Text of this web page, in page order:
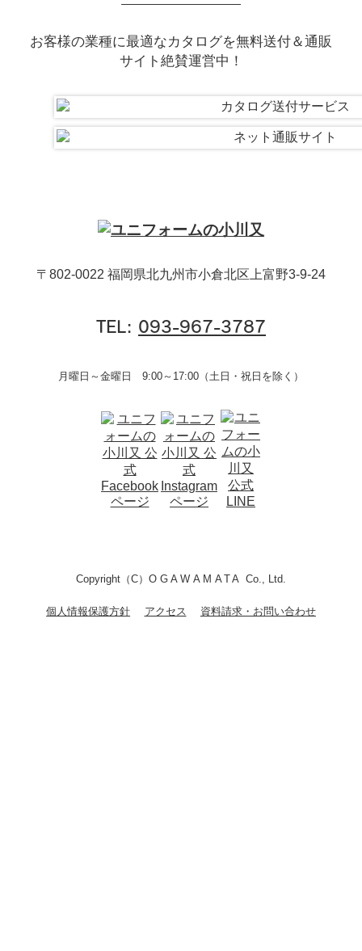
お客様の業種に最適なカタログを無料送付＆通販
サイト絶賛運営中！
〒802-0022 福岡県北九州市小倉北区上富野3-9-24
TEL: 093-967-3787
月曜日～金曜日 9:00～17:00（土日・祝日を除く）
Copyright（C）OGAWAMATA Co., Ltd.
個人情報保護方針 アクセス 資料請求・お問い合わせ